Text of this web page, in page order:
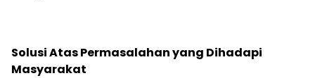
Solusi Atas Permasalahan yang Dihadapi
Masyarakat